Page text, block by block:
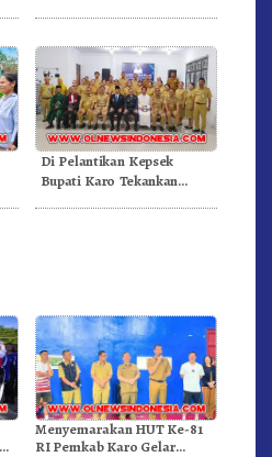
Di Pelantikan Kepsek
Bupati Karo Tekankan
Menyemarakan HUT Ke-81
RI Pemkab Karo Gelar